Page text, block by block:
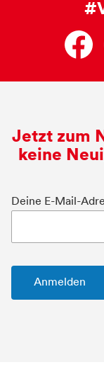
Jetzt zum
keine
Deine E-Mail-